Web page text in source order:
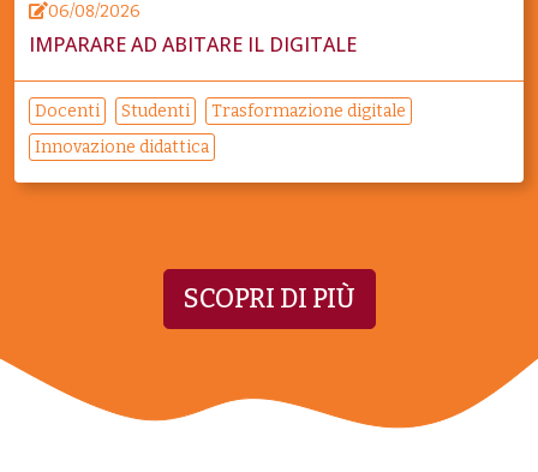
06/08/2026
IMPARARE AD ABITARE IL DIGITALE
Docenti Studenti
Trasformazione digitale
Innovazione didattica
SCOPRI DI PIÙ